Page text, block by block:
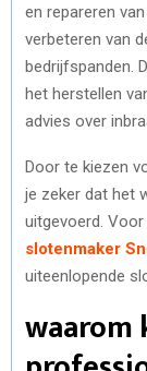
en repareren
verbeteren van
bedrijfspanden.
het herstellen
advies over
Door te kiezen
je zeker dat het
uitgevoerd.
slotenmaker
uiteenlopende
waarom